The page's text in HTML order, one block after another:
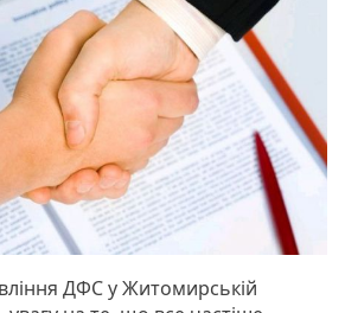
ДФС у Житомирській